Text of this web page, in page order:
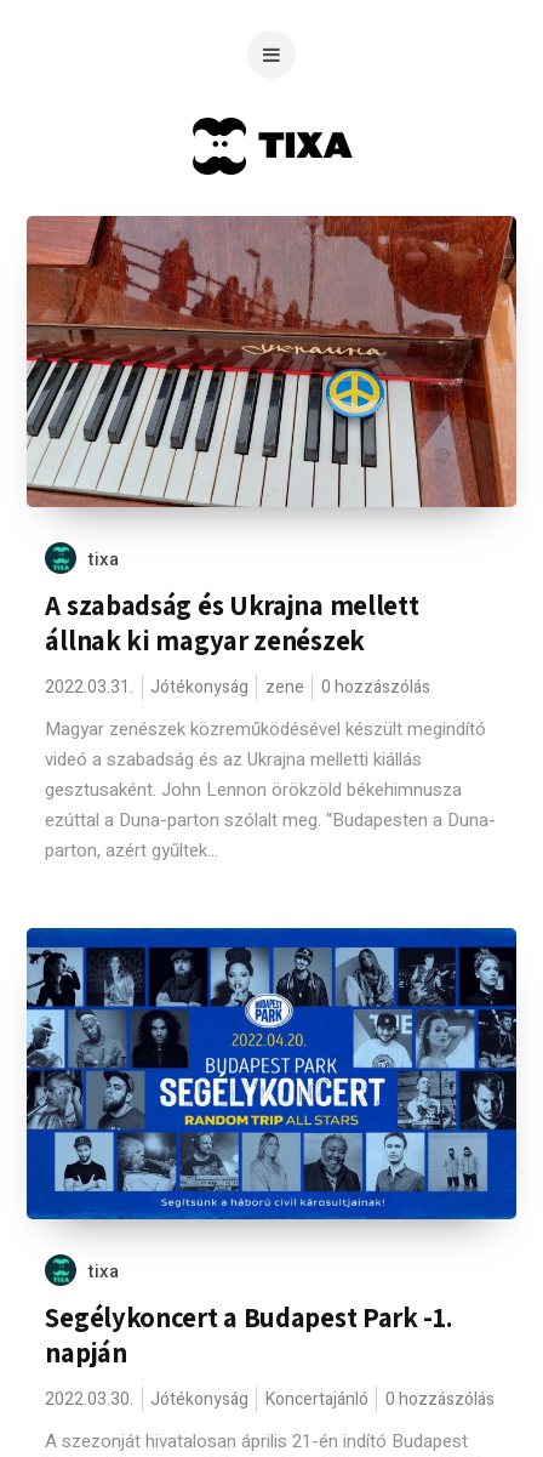
tixa
A szabadság és Ukrajna mellett
állnak ki magyar zenészek
2022.03.31. Jótékonyság zene 0 hozzászólás
Magyar zenészek közreműködésével készült megindító
videó a szabadság és az Ukrajna melletti kiállás
gesztusaként. John Lennon örökzöld békehimnusza
ezúttal a Duna-parton szólalt meg. “Budapesten a Duna-
parton, azért gyűltek...
tixa
Segélykoncert a Budapest Park -1.
napján
2022.03.30. Jótékonyság Koncertajánló 0 hozzászólás
A szezonját hivatalosan április 21-én indító Budapest